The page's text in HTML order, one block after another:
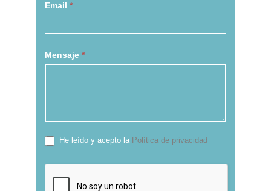
Email *
Mensaje *
He leído y acepto la Política de privacidad
este
en
blanco.